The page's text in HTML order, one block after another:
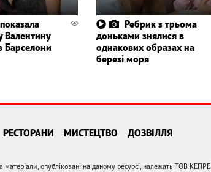
Валентину
Барселони
Ребрик з трьома
доньками знялися в
однакових образах на
березі моря
РЕСТОРАНИ МИСТЕЦТВО ДОЗВІЛЛЯ
опубліковані на даному ресурсі, належать ТОВ